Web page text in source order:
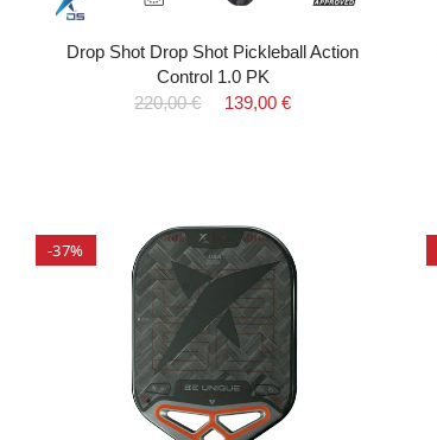
Drop Shot Drop Shot Pickleball Action
Control 1.0 PK
220,00 €
139,00 €
-37%